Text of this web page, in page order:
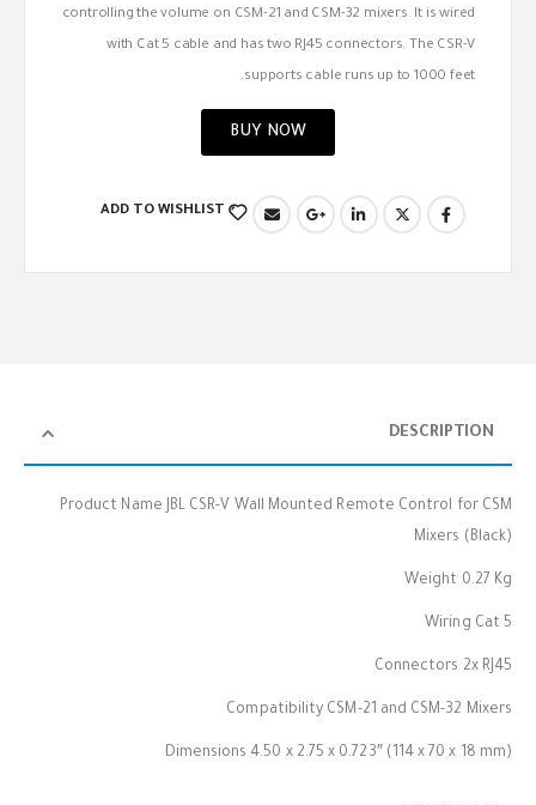
controlling the volume on CSM-21 and CSM-32 mixers. It is wired
with Cat 5 cable and has two RJ45 connectors. The CSR-V
supports cable runs up to 1000 feet.
BUY NOW
ADD TO WISHLIST
DESCRIPTION
Product Name JBL CSR-V Wall Mounted Remote Control for CSM
Mixers (Black)
Weight 0.27 Kg
Wiring Cat 5
Connectors 2x RJ45
Compatibility CSM-21 and CSM-32 Mixers
Dimensions 4.50 x 2.75 x 0.723″ (114 x 70 x 18 mm)